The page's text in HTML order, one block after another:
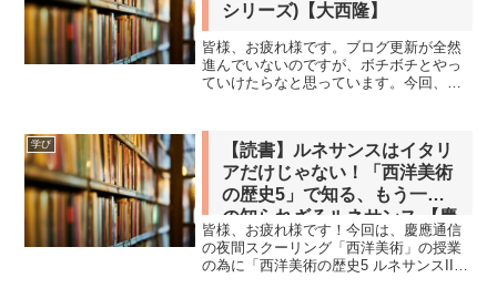
シリーズ)【大西隆】
皆様、お疲れ様です。ブログ更新が全然
進んでいないのですが、ボチボチとやっ
ていけたらなと思っています。今回、読
の為だったと記憶していますが、かなり
昔に読んだと思いま...
学び
【読書】ルネサンスはイタリ
アだけじゃない！「西洋美術
の歴史5」で知る、もう一つ
の知られざるルネサンス 【慶
應通信】
皆様、お疲れ様です！今回は、慶應通信
の夜間スクーリング「西洋美術」の授業
の為に「西洋美術の歴史5 ルネサンスII」